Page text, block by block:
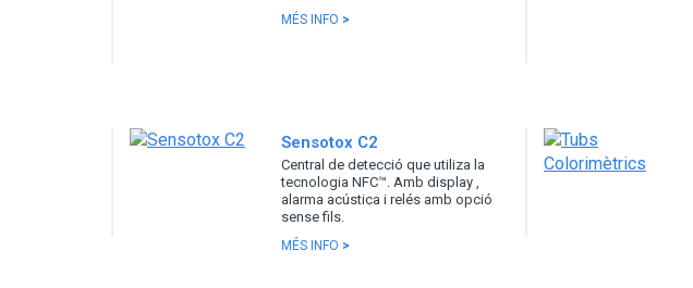
MÉS INFO >
Sensotox C2
Central de detecció que utiliza la
tecnologia NFC™. Amb display ,
alarma acústica i relés amb opció
sense fils.
MÉS INFO >